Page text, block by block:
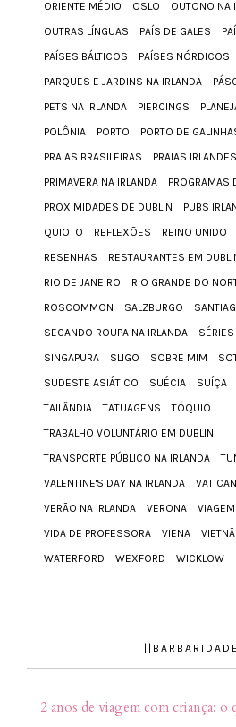
ORIENTE MÉDIO
OSLO
OUTONO NA
OUTRAS LÍNGUAS
PAÍS DE GALES
PAÍSES BÁLTICOS
PAÍSES NÓRDICOS
PARQUES E JARDINS NA IRLANDA
PETS NA IRLANDA
PIERCINGS
POLÔNIA
PORTO PORTO DE
PRAIAS BRASILEIRAS
PRAIAS
PRIMAVERA NA IRLANDA
PROGRAMAS
PROXIMIDADES DE DUBLIN
PUBS
QUIOTO
REFLEXÕES REINO UNIDO
RESENHAS
RESTAURANTES EM
RIO DE JANEIRO
RIO GRANDE DO
ROSCOMMON
SALZBURGO
SECANDO ROUPA NA IRLANDA
SÉRIES
SINGAPURA
SLIGO SOBRE MIM
SUDESTE ASIÁTICO
SUÉCIA SUÍÇA
TAILÂNDIA
TATUAGENS
TÓQUIO
TRABALHO VOLUNTÁRIO EM DUBLIN
TRANSPORTE PÚBLICO NA IRLANDA
VALENTINE'S DAY NA IRLANDA
VERÃO NA IRLANDA
VERONA
VIDA DE PROFESSORA
VIENA VIETNÃ
WATERFORD
WEXFORD WICKLOW
2 anos de viagem com criança: o